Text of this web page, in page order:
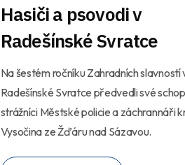
Hasiči a psovodi v
Radešínské Svratce
Na šestém ročníku Zahradních slavností
Radešínské Svratce předvedli své
strážníci Městské policie a záchrannáři
Vysočina ze Žďáru nad Sázavou.